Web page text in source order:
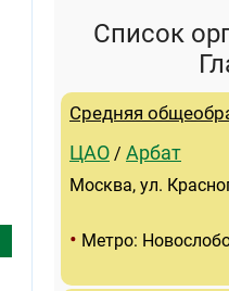
Список
Cредняя
ЦАО / Арбат
Москва, ул.
• Метро: